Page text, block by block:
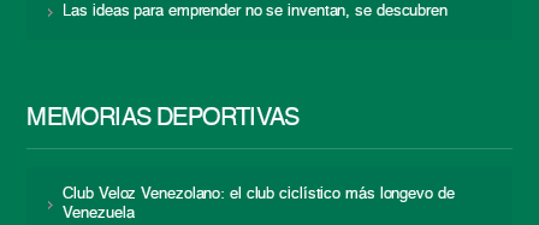
Las ideas para emprender no se inventan, se descubren
MEMORIAS DEPORTIVAS
Club Veloz Venezolano: el club ciclístico más longevo de
Venezuela